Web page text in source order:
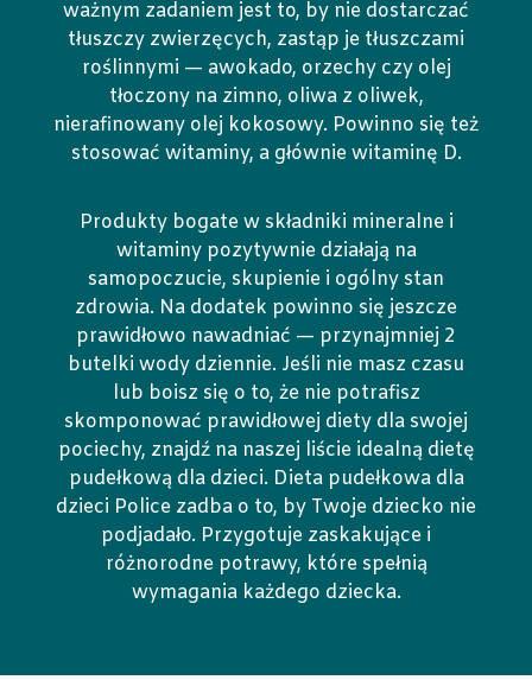
ważnym zadaniem jest to, by nie dostarczać
tłuszczy zwierzęcych, zastąp je tłuszczami
roślinnymi — awokado, orzechy czy olej
tłoczony na zimno, oliwa z oliwek,
nierafinowany olej kokosowy. Powinno się też
stosować witaminy, a głównie witaminę D.
Produkty bogate w składniki mineralne i
witaminy pozytywnie działają na
samopoczucie, skupienie i ogólny stan
zdrowia. Na dodatek powinno się jeszcze
prawidłowo nawadniać — przynajmniej 2
butelki wody dziennie. Jeśli nie masz czasu
lub boisz się o to, że nie potrafisz
skomponować prawidłowej diety dla swojej
pociechy, znajdź na naszej liście idealną dietę
pudełkową dla dzieci. Dieta pudełkowa dla
dzieci Police zadba o to, by Twoje dziecko nie
podjadało. Przygotuje zaskakujące i
różnorodne potrawy, które spełnią
wymagania każdego dziecka.